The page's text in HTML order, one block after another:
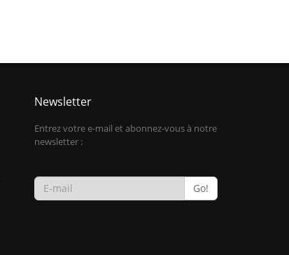
Newsletter
Entrez votre e-mail et abonnez-vous à notre
newsletter :
Go!